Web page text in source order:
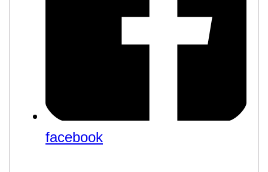
facebook